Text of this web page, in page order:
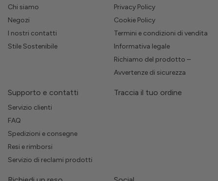
Chi siamo
Negozi
I nostri contatti
Stile Sostenibile
Privacy Policy
Cookie Policy
Termini e condizioni di vendita
Informativa legale
Richiamo del prodotto –
Avvertenze di sicurezza
Supporto e contatti
Servizio clienti
FAQ
Spedizioni e consegne
Resi e rimborsi
Servizio di reclami prodotti
Traccia il tuo ordine